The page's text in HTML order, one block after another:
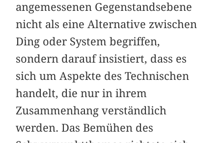
angemessenen Gegenstandsebene
nicht als eine Alternative zwischen
Ding oder System begriffen,
sondern darauf insistiert, dass es
sich um Aspekte des Technischen
handelt, die nur in ihrem
Zusammenhang verständlich
werden. Das Bemühen des